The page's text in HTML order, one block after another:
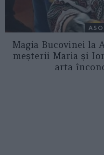
Magia Bucovinei la
meșterii Maria și
arta